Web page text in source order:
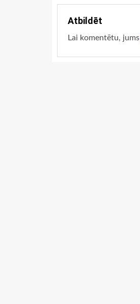
Atbildēt
Lai komentētu, jums